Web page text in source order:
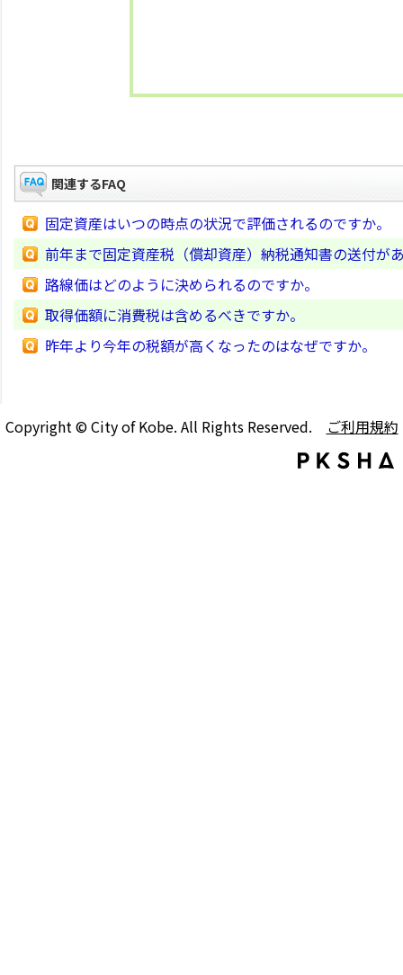
関連するFAQ
固定資産はいつの時点の状況で評価されるのですか。
前年まで固定資産税（償却資産）納税通知書の送付が
路線価はどのように決められるのですか。
取得価額に消費税は含めるべきですか。
昨年より今年の税額が高くなったのはなぜですか。
Copyright © City of Kobe. All Rights Reserved. ご利用規約